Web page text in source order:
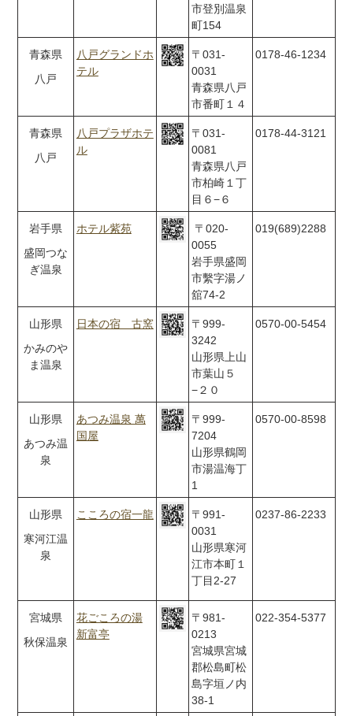
市登別温泉
町154
青森県
八戸
八戸グランドホ
テル
〒031-
0031
青森県八戸
市番町１４
0178-46-1234
青森県
八戸
八戸プラザホテ
ル
〒031-
0081
青森県八戸
市柏崎１丁
目６−６
0178-44-3121
岩手県
盛岡つな
ぎ温泉
ホテル紫苑
〒020-
0055
岩手県盛岡
市繫字湯ノ
舘74-2
019(689)2288
山形県
かみのや
ま温泉
日本の宿 古窯
〒999-
3242
山形県上山
市葉山５
−２０
0570-00-5454
山形県
あつみ温
泉
あつみ温泉 萬
国屋
〒999-
7204
山形県鶴岡
市湯温海丁
1
0570-00-8598
山形県
寒河江温
泉
こころの宿一龍
〒991-
0031
山形県寒河
江市本町１
丁目2-27
0237-86-2233
宮城県
秋保温泉
花ごころの湯
新富亭
〒981-
0213
宮城県宮城
郡松島町松
島字垣ノ内
38-1
022-354-5377